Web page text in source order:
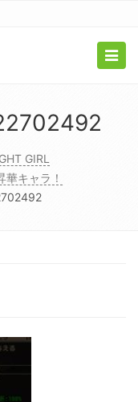
GIRL
華キャラ！